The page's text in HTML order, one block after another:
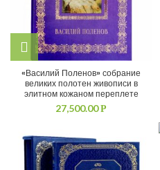
«Василий Поленов» собрание
великих полотен живописи в
элитном кожаном переплете
27,500.00Р